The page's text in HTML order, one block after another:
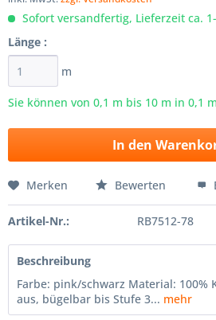
Sofort versandfertig, Lieferzeit ca.
Länge :
m
Sie können von 0,1 m bis 10 m in 0,1
In den
Merken Bewerten
Artikel-Nr.: RB7512-78
Beschreibung
Farbe: pink/schwarz Material:
aus, bügelbar bis Stufe 3... mehr